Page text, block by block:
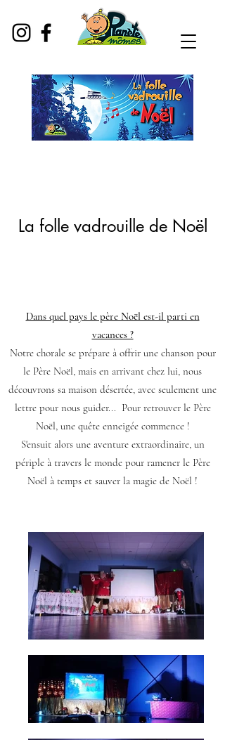
La folle vadrouille de Noël
Dans quel pays le père Noël est-il parti en
vacances ?
Notre chorale se prépare à offrir une chanson pour
le Père Noël, mais en arrivant chez lui, nous
découvrons sa maison désertée, avec seulement une
lettre pour nous guider... Pour retrouver le Père
Noël, une quête enneigée commence !
S'ensuit alors une aventure extraordinaire, un
périple à travers le monde pour ramener le Père
Noël à temps et sauver la magie de Noël !